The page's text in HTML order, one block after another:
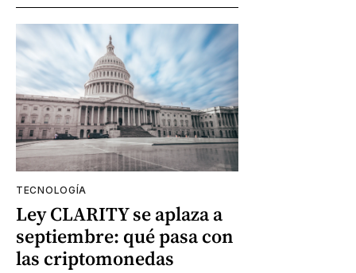
TECNOLOGÍA
Ley CLARITY se aplaza a
septiembre: qué pasa con
las criptomonedas